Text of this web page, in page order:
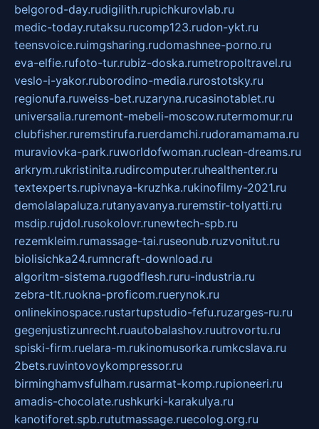
belgorod-day.rudigilith.rupichkurovlab.ru
medic-today.rutaksu.rucomp123.rudon-ykt.ru
teensvoice.ruimgsharing.rudomashnee-porno.ru
eva-elfie.rufoto-tur.rubiz-doska.rumetropoltravel.ru
veslo-i-yakor.ruborodino-media.rurostotsky.ru
regionufa.ruweiss-bet.ruzaryna.rucasinotablet.ru
universalia.ruremont-mebeli-moscow.rutermomur.ru
clubfisher.ruremstirufa.ruerdamchi.rudoramamama.ru
muraviovka-park.ruworldofwoman.ruclean-dreams.ru
arkrym.rukristinita.rudircomputer.ruhealthenter.ru
textexperts.rupivnaya-kruzhka.rukinofilmy-2021.ru
demolalapaluza.rutanyavanya.ruremstir-tolyatti.ru
msdip.rujdol.rusokolovr.runewtech-spb.ru
rezemkleim.rumassage-tai.ruseonub.ruzvonitut.ru
biolisichka24.rumncraft-download.ru
algoritm-sistema.rugodflesh.ruru-industria.ru
zebra-tlt.ruokna-proficom.ruerynok.ru
onlinekinospace.rustartupstudio-fefu.ruzarges-ru.ru
gegenjustizunrecht.ruautobalashov.ruutrovortu.ru
spiski-firm.ruelara-m.rukinomusorka.rumkcslava.ru
2bets.ruvintovoykompressor.ru
birminghamvsfulham.rusarmat-komp.rupioneeri.ru
amadis-chocolate.rushkurki-karakulya.ru
kanotiforet.spb.rututmassage.ruecolog.org.ru